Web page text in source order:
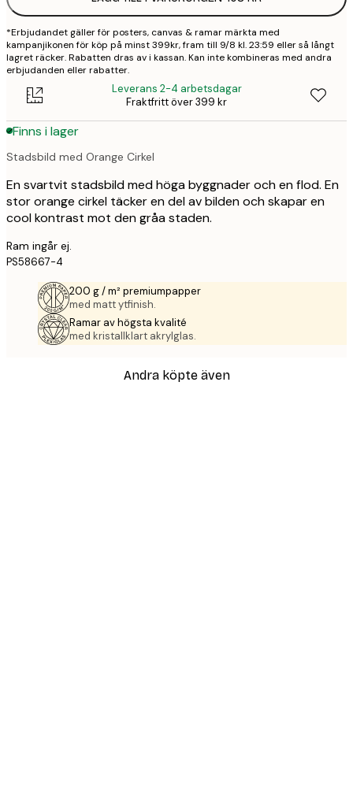
*Erbjudandet gäller för posters, canvas & ramar märkta med
kampanjikonen för köp på minst 399kr, fram till 9/8 kl. 23:59 eller så långt
lagret räcker. Rabatten dras av i kassan. Kan inte kombineras med andra
erbjudanden eller rabatter.
Leverans 2-4 arbetsdagar
Fraktfritt över 399 kr
Finns i lager
Stadsbild med Orange Cirkel
En svartvit stadsbild med höga byggnader och en flod. En
stor orange cirkel täcker en del av bilden och skapar en
cool kontrast mot den gråa staden.
Ram ingår ej.
PS58667-4
200 g / m² premiumpapper
med matt ytfinish.
Ramar av högsta kvalité
med kristallklart akrylglas.
Andra köpte även